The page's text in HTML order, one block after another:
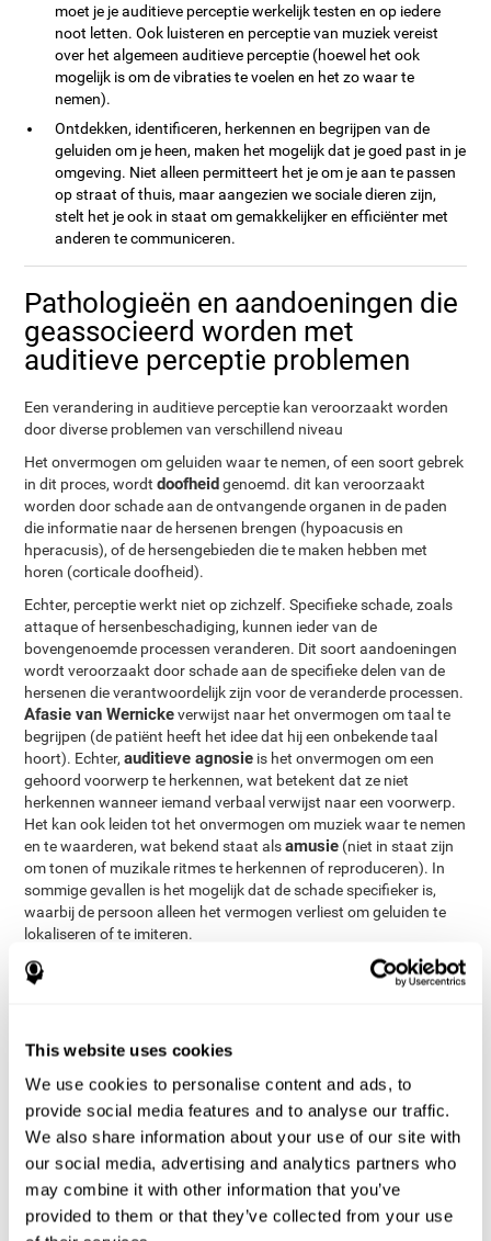
This website uses cookies
We use cookies to personalise content and ads, to
provide social media features and to analyse our traffic.
We also share information about your use of our site with
our social media, advertising and analytics partners who
may combine it with other information that you’ve
provided to them or that they’ve collected from your use
moet je je auditieve perceptie werkelijk testen en op iedere
noot letten. Ook luisteren en perceptie van muziek vereist
over het algemeen auditieve perceptie (hoewel het ook
mogelijk is om de vibraties te voelen en het zo waar te
nemen).
Ontdekken, identificeren, herkennen en begrijpen van de
geluiden om je heen, maken het mogelijk dat je goed past in je
omgeving. Niet alleen permitteert het je om je aan te passen
op straat of thuis, maar aangezien we sociale dieren zijn,
stelt het je ook in staat om gemakkelijker en efficiënter met
anderen te communiceren.
Pathologieën en aandoeningen die
geassocieerd worden met
auditieve perceptie problemen
Een verandering in auditieve perceptie kan veroorzaakt worden
door diverse problemen van verschillend niveau
Het onvermogen om geluiden waar te nemen, of een soort gebrek
in dit proces, wordtdoofheidgenoemd. dit kan veroorzaakt
worden door schade aan de ontvangende organen in de paden
die informatie naar de hersenen brengen (hypoacusis en
hperacusis), of de hersengebieden die te maken hebben met
horen (corticale doofheid).
Echter, perceptie werkt niet op zichzelf. Specifieke schade, zoals
attaque of hersenbeschadiging, kunnen ieder van de
bovengenoemde processen veranderen. Dit soort aandoeningen
wordt veroorzaakt door schade aan de specifieke delen van de
hersenen die verantwoordelijk zijn voor de veranderde processen.
Afasie van Wernickeverwijst naar het onvermogen om taal te
begrijpen (de patiënt heeft het idee dat hij een onbekende taal
hoort). Echter,auditieve agnosie is het onvermogen om een
gehoord voorwerp te herkennen, wat betekent dat ze niet
herkennen wanneer iemand verbaal verwijst naar een voorwerp.
Het kan ook leiden tot het onvermogen om muziek waar te nemen
en te waarderen, wat bekend staat alsamusie (niet in staat zijn
om tonen of muzikale ritmes te herkennen of reproduceren). In
sommige gevallen is het mogelijk dat de schade specifieker is,
waarbij de persoon alleen het vermogen verliest om geluiden te
lokaliseren of te imiteren.
Behalve de aandoeningen die een gebrekkig gehoor veroorzaken,
zijn er ook enkele aandoeningen die maken dat de persoon
constant zoemen of suizen hoort. In andere gevallen zorgt het
probleem ervoor dat de hersenen abusievelijk de auditieve cortex
activeren, wat leidt tot hallucinaties. Dit kan gebeuren bij
aandoeningen zoalsschizofrenie , waarbij de hallucinaties
bedreigend kunnen zijn. Andere gevallen zijn onder andere
muzikale hallucinaties, waarbij de persoon muziek hoort alsof
deze uit de radio komt, maar deze niet kan afzetten. In het geval
van paracusis van Willisgaan de auditieve hallucinaties
gepaard met verzwakt gehoor.